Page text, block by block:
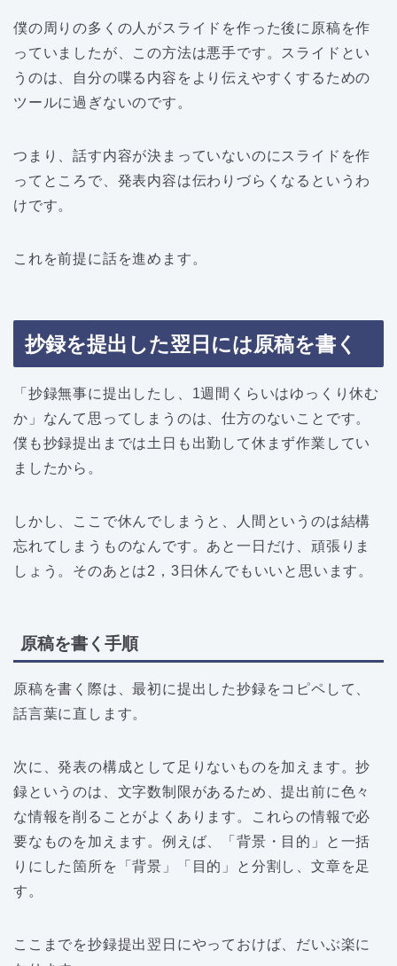
僕の周りの多くの人がスライドを作った後に原稿を作
っていましたが、この方法は悪手です。スライドとい
うのは、自分の喋る内容をより伝えやすくするための
ツールに過ぎないのです。
つまり、話す内容が決まっていないのにスライドを作
ってところで、発表内容は伝わりづらくなるというわ
けです。
これを前提に話を進めます。
抄録を提出した翌日には原稿を書く
「抄録無事に提出したし、1週間くらいはゆっくり休む
か」なんて思ってしまうのは、仕方のないことです。
僕も抄録提出までは土日も出勤して休まず作業してい
ましたから。
しかし、ここで休んでしまうと、人間というのは結構
忘れてしまうものなんです。あと一日だけ、頑張りま
しょう。そのあとは2，3日休んでもいいと思います。
原稿を書く手順
原稿を書く際は、最初に提出した抄録をコピペして、
話言葉に直します。
次に、発表の構成として足りないものを加えます。抄
録というのは、文字数制限があるため、提出前に色々
な情報を削ることがよくあります。これらの情報で必
要なものを加えます。例えば、「背景・目的」と一括
りにした箇所を「背景」「目的」と分割し、文章を足
す。
ここまでを抄録提出翌日にやっておけば、だいぶ楽に